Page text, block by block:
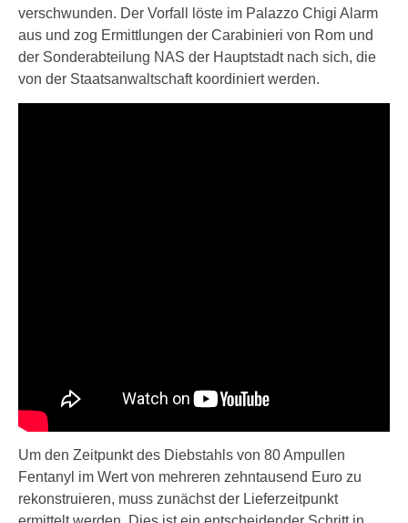
verschwunden. Der Vorfall löste im Palazzo Chigi Alarm
aus und zog Ermittlungen der Carabinieri von Rom und
der Sonderabteilung NAS der Hauptstadt nach sich, die
von der Staatsanwaltschaft koordiniert werden.
Um den Zeitpunkt des Diebstahls von 80 Ampullen
Fentanyl im Wert von mehreren zehntausend Euro zu
rekonstruieren, muss zunächst der Lieferzeitpunkt